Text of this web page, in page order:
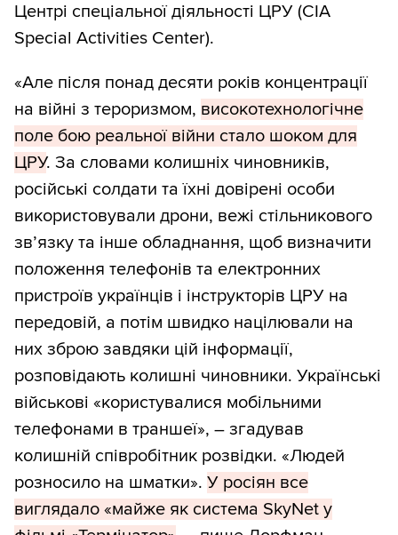
Центрі спеціальної діяльності ЦРУ (CIA
Special Activities Center).
«Але після понад десяти років концентрації
на війні з тероризмом, високотехнологічне
поле бою реальної війни стало шоком для
ЦРУ. За словами колишніх чиновників,
російські солдати та їхні довірені особи
використовували дрони, вежі стільникового
зв’язку та інше обладнання, щоб визначити
положення телефонів та електронних
пристроїв українців і інструкторів ЦРУ на
передовій, а потім швидко націлювали на
них зброю завдяки цій інформації,
розповідають колишні чиновники. Українські
військові «користувалися мобільними
телефонами в траншеї», – згадував
колишній співробітник розвідки. «Людей
розносило на шматки». У росіян все
виглядало «майже як система SkyNet у